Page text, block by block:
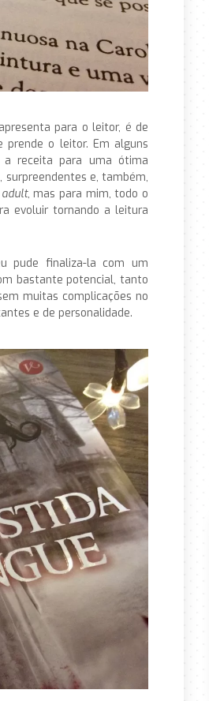
para o leitor, é de
o leitor. Em alguns
a receita para uma ótima
surpreendentes e, também,
, mas para mim, todo o
evoluir tornando a leitura
pude finaliza-la com um
bastante potencial, tanto
muitas complicações no
e de personalidade.